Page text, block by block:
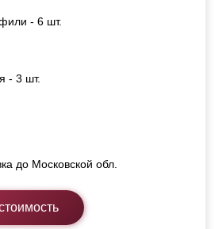
- 6 шт.
- 3 шт.
до Московской обл.